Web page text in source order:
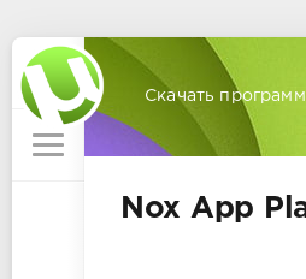
Скачать
Nox App